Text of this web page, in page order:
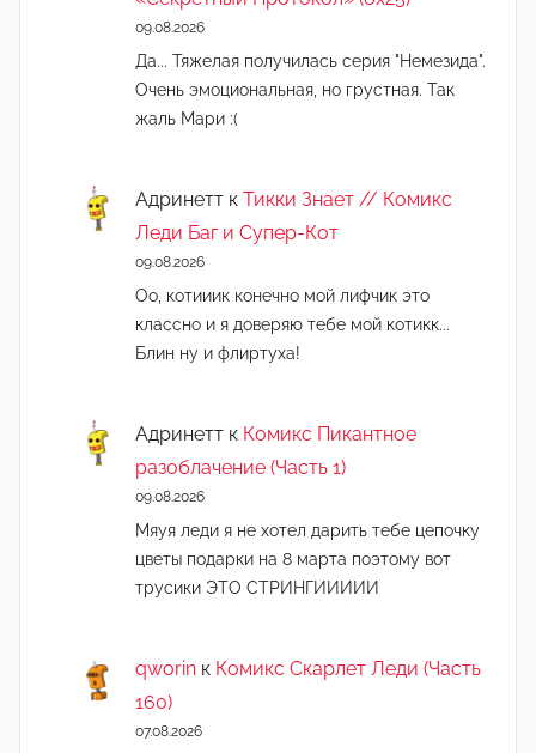
н
09.08.2026
Да... Тяжелая получилась серия "Немезида".
Очень эмоциональная, но грустная. Так
жаль Мари :(
Адринетт к Тикки Знает // Комикс
Леди Баг и Супер-Кот
09.08.2026
Оо, котииик конечно мой лифчик это
классно и я доверяю тебе мой котикк...
Блин ну и флиртуха!
Адринетт к Комикс Пикантное
разоблачение (Часть 1)
09.08.2026
Мяуя леди я не хотел дарить тебе цепочку
цветы подарки на 8 марта поэтому вот
трусики ЭТО СТРИНГИИИИИ
qworin к Комикс Скарлет Леди (Часть
160)
07.08.2026